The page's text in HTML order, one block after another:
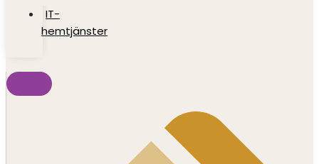
IT-
hemtjänster